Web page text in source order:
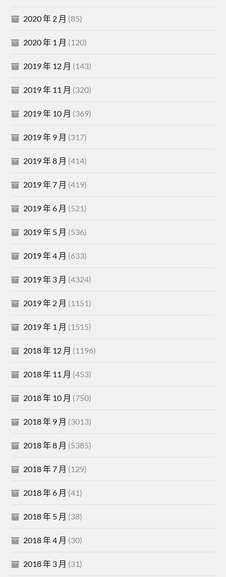
2020 年 2 月 (85)
2020 年 1 月 (120)
2019 年 12 月 (143)
2019 年 11 月 (320)
2019 年 10 月 (369)
2019 年 9 月 (317)
2019 年 8 月 (414)
2019 年 7 月 (419)
2019 年 6 月 (521)
2019 年 5 月 (536)
2019 年 4 月 (633)
2019 年 3 月 (4324)
2019 年 2 月 (1151)
2019 年 1 月 (1515)
2018 年 12 月 (1196)
2018 年 11 月 (453)
2018 年 10 月 (750)
2018 年 9 月 (3013)
2018 年 8 月 (5385)
2018 年 7 月 (129)
2018 年 6 月 (41)
2018 年 5 月 (38)
2018 年 4 月 (30)
2018 年 3 月 (31)